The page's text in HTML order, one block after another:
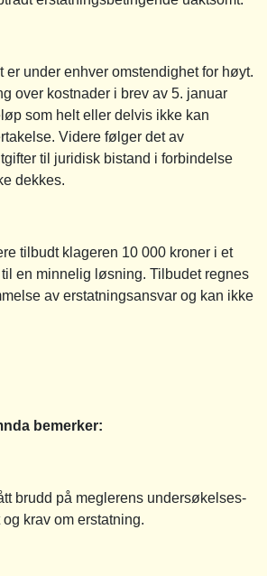
er under enhver omstendighet for høyt.
over kostnader i brev av 5. januar
som helt eller delvis ikke kan
Videre følger det av
til juridisk bistand i forbindelse
dekkes.
tilbudt klageren 10 000 kroner i et
en minnelig løsning. Tilbudet regnes
av erstatningsansvar og kan ikke
bemerker:
brudd på meglerens undersøkelses-
krav om erstatning.